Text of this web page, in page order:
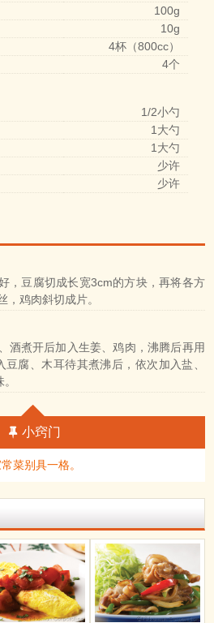
100g
10g
4杯（800cc）
4个
1/2小勺
1大勺
1大勺
少许
少许
，豆腐切成长宽3cm的方块，再将各方
，鸡肉斜切成片。
酒煮开后加入生姜、鸡肉，沸腾后再用
腐、木耳待其煮沸后，依次加入盐、
小窍门
菜别具一格。